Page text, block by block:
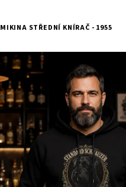
MIKINA STŘEDNÍ KNÍRAČ - 1955